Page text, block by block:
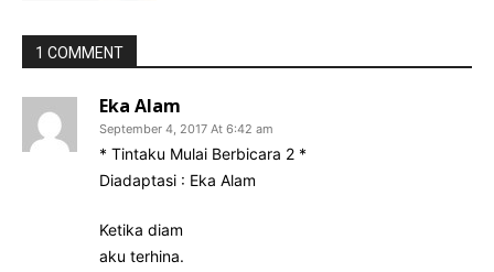
1 COMMENT
Eka Alam
September 4, 2017 At 6:42 am
* Tintaku Mulai Berbicara 2 *
Diadaptasi : Eka Alam
Ketika diam
aku terhina.